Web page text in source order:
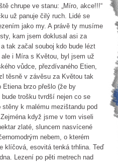
chrupe ve stanu: „Míro, akce!!!“
už panuje čilý ruch. Lidé se
jako my. A právě ty musíme
kam jsem doklusal asi za
tak začal souboj kdo bude lézt
i Míra s Květou, byl jsem už
vůdce, přezdívaného Etien,
těsně v závěsu za Květou tak
brzo přešlo (že by
trošku tvrdší nejen co se
k malému mezištandu pod
když jsme v tom viseli
zlaté, sluncem nasvícené
nebem, o kterém
klíčová, esovitá tenká trhlina. Teď
Lezení po pěti metrech nad